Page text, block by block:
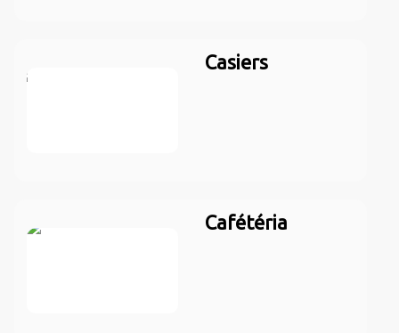
Casiers
Cafétéria